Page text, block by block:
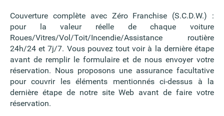
Couverture complète avec Zéro Franchise (S.C.D.W.) :
pour la valeur réelle de chaque voiture
Roues/Vitres/Vol/Toit/Incendie/Assistance routière
24h/24 et 7j/7. Vous pouvez tout voir à la dernière étape
avant de remplir le formulaire et de nous envoyer votre
réservation. Nous proposons une assurance facultative
pour couvrir les éléments mentionnés ci-dessus à la
dernière étape de notre site Web avant de faire votre
réservation.